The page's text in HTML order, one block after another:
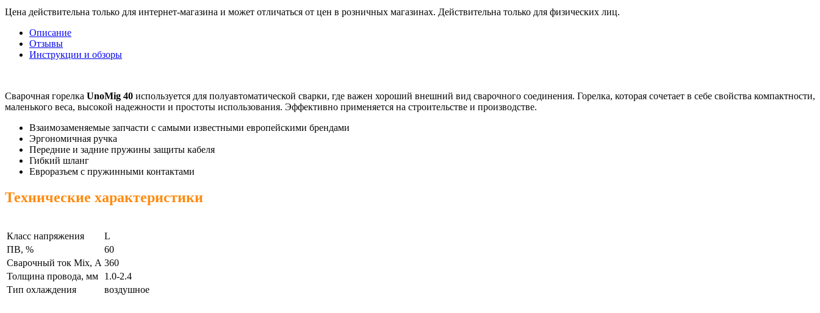
Цена действительна только для интернет-магазина и может отличаться от цен в розничных магазинах. Действительна только для физических лиц.
Описание
Отзывы
Инструкции и обзоры
Сварочная горелка UnoMig 40 используется для полуавтоматической сварки, где важен хороший внешний вид сварочного соединения. Горелка, которая сочетает в себе свойства компактности,
маленького веса, высокой надежности и простоты использования. Эффективно применяется на строительстве и производстве.
Взаимозаменяемые запчасти с самыми известными европейскими брендами
Эргономичная ручка
Передние и задние пружины защиты кабеля
Гибкий шланг
Евроразъем с пружинными контактами
Технические характеристики
Класс напряжения
L
ПВ, %
60
Сварочный ток Mix, А 360
Толщина провода, мм
1.0-2.4
Тип охлаждения
воздушное